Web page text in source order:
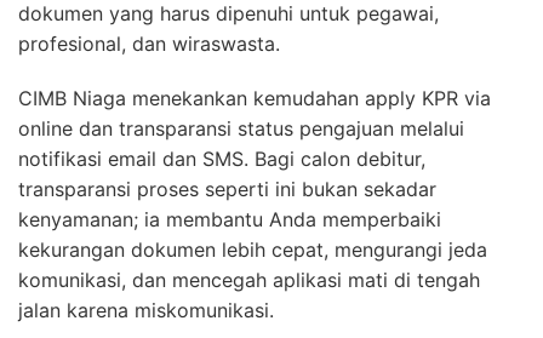
dokumen yang harus dipenuhi untuk pegawai,
profesional, dan wiraswasta.
CIMB Niaga menekankan kemudahan apply KPR via
online dan transparansi status pengajuan melalui
notifikasi email dan SMS. Bagi calon debitur,
transparansi proses seperti ini bukan sekadar
kenyamanan; ia membantu Anda memperbaiki
kekurangan dokumen lebih cepat, mengurangi jeda
komunikasi, dan mencegah aplikasi mati di tengah
jalan karena miskomunikasi.